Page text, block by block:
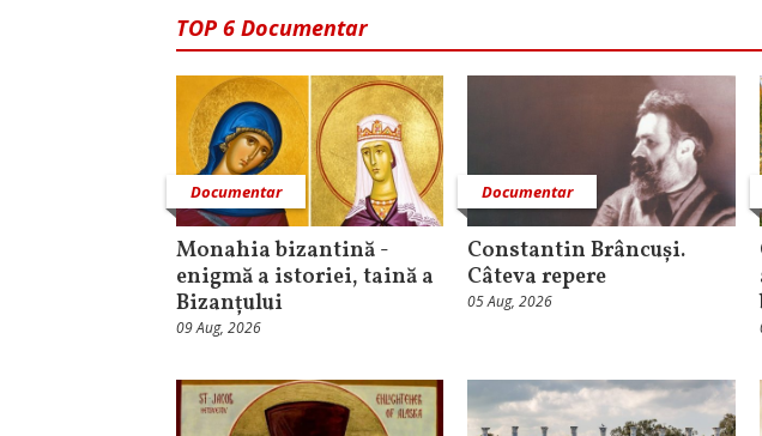
TOP 6 Documentar
Documentar
Monahia bizantină -
enigmă a istoriei, taină a
Bizanțului
09 Aug, 2026
Documentar
Constantin Brâncuși.
Câteva repere
05 Aug, 2026